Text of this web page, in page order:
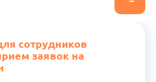
сотрудников
заявок на